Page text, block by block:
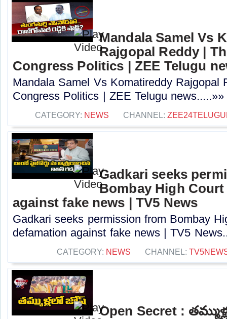
Mandala Samel Vs
Rajgopal Reddy |
Congress Politics | ZEE Telugu
Mandala Samel Vs Komatireddy Rajgopal
Congress Politics | ZEE Telugu news.....»»
CATEGORY: NEWS CHANNEL:
Gadkari seeks
Bombay High
against fake news | TV5 News
Gadkari seeks permission from Bombay
defamation against fake news | TV5
CATEGORY: NEWS CHANNEL:
Open Secret :